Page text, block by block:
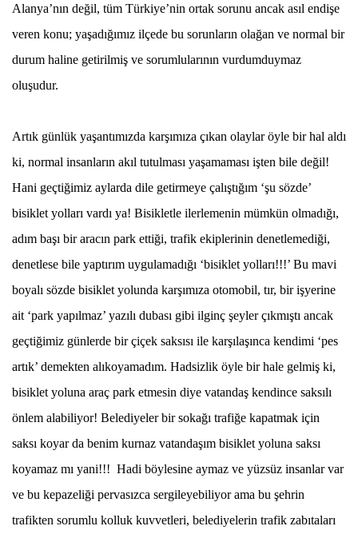
Alanya’nın değil, tüm Türkiye’nin ortak sorunu ancak asıl endişe
veren konu; yaşadığımız ilçede bu sorunların olağan ve normal bir
durum haline getirilmiş ve sorumlularının vurdumduymaz
oluşudur.
Artık günlük yaşantımızda karşımıza çıkan olaylar öyle bir hal aldı
ki, normal insanların akıl tutulması yaşamaması işten bile değil!
Hani geçtiğimiz aylarda dile getirmeye çalıştığım ‘şu sözde’
bisiklet yolları vardı ya! Bisikletle ilerlemenin mümkün olmadığı,
adım başı bir aracın park ettiği, trafik ekiplerinin denetlemediği,
denetlese bile yaptırım uygulamadığı ‘bisiklet yolları!!!’ Bu mavi
boyalı sözde bisiklet yolunda karşımıza otomobil, tır, bir işyerine
ait ‘park yapılmaz’ yazılı dubası gibi ilginç şeyler çıkmıştı ancak
geçtiğimiz günlerde bir çiçek saksısı ile karşılaşınca kendimi ‘pes
artık’ demekten alıkoyamadım. Hadsizlik öyle bir hale gelmiş ki,
bisiklet yoluna araç park etmesin diye vatandaş kendince saksılı
önlem alabiliyor! Belediyeler bir sokağı trafiğe kapatmak için
saksı koyar da benim kurnaz vatandaşım bisiklet yoluna saksı
koyamaz mı yani!!! Hadi böylesine aymaz ve yüzsüz insanlar var
ve bu kepazeliği pervasızca sergileyebiliyor ama bu şehrin
trafikten sorumlu kolluk kuvvetleri, belediyelerin trafik zabıtaları